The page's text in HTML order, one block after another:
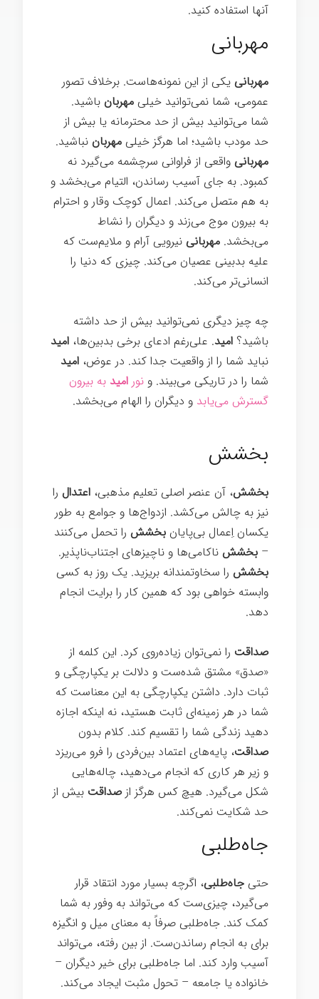
آنها استفاده کنید.
مهربانی
مهربانی یکی از این نمونه‌هاست. برخلاف تصور
عمومی، شما نمی‌توانید خیلی مهربان باشید.
شما می‌توانید بیش از حد محترمانه یا بیش از
حد مودب باشید؛ اما هرگز خیلی مهربان نباشید.
مهربانی واقعی از فراوانی سرچشمه می‌گیرد نه
کمبود. به جای آسیب رساندن، التیام می‌بخشد و
به هم متصل می‌کند. اعمال کوچک وقار و احترام
به بیرون موج می‌زند و دیگران را نشاط
می‌بخشد. مهربانی نیرویی آرام و ملایم‌ست که
علیه بدبینی عصیان می‌کند. چیزی که دنیا را
انسانی‌تر می‌کند.
چه چیز دیگری نمی‌توانید بیش از حد داشته
باشید؟ امید. علی‌رغم ادعای برخی بدبین‌ها، امید
نباید شما را از واقعیت جدا کند. در عوض، امید
شما را در تاریکی می‌بیند. و نور امید به بیرون
گسترش می‌یابد و دیگران را الهام می‌بخشد.
بخشش
بخشش، آن عنصر اصلی تعلیم مذهبی، اعتدال را
نیز به چالش می‌کشد. ازدواج‌ها و جوامع به طور
یکسان اِعمال بی‌پایان بخشش را تحمل می‌کنند
– بخشش ناکامی‌ها و ناچیزهای اجتناب‌ناپذیر.
بخشش را سخاوتمندانه بریزید. یک روز به کسی
وابسته خواهی بود که همین کار را برایت انجام
دهد.
صداقت را نمی‌توان زیاده‌روی کرد. این کلمه از
«صدق» مشتق شده‌ست و دلالت بر یکپارچگی و
ثبات دارد. داشتن یکپارچگی به این معناست که
شما در هر زمینه‌ای ثابت هستید، نه اینکه اجازه
دهید زندگی شما را تقسیم کند. کلام بدون
صداقت، پایه‌های اعتماد بین‌فردی را فرو می‌ریزد
و زیر هر کاری که انجام می‌دهید، چاله‌هایی
شکل می‌گیرد. هیچ کس هرگز ازصداقت بیش از
حد شکایت نمی‌کند.
جاه‌طلبی
حتی جاه‌طلبی، اگرچه بسیار مورد انتقاد قرار
می‌گیرد، چیزی‌ست که می‌تواند به وفور به شما
کمک کند. جاه‌طلبی صرفاً به معنای میل و انگیزه
برای به انجام رساندن‌ست. از بین رفته، می‌تواند
آسیب وارد کند. اما جاه‌طلبی برای خیر دیگران –
خانواده یا جامعه – تحول مثبت ایجاد می‌کند.